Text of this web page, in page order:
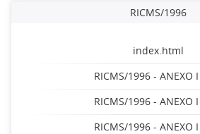
RICMS/1996
index.html
RICMS/1996 - ANEXO
RICMS/1996 - ANEXO
RICMS/1996 - ANEXO